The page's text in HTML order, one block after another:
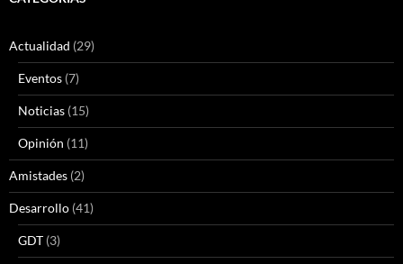
Actualidad (29)
Eventos (7)
Noticias (15)
Opinión (11)
Amistades (2)
Desarrollo (41)
GDT (3)